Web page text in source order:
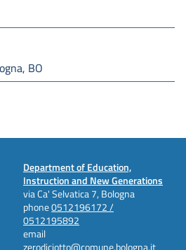
BO
Department of Education,
Instruction and New Generations
via Ca' Selvatica 7, Bologna
phone0512196172 /
0512195892
email
zerodiciotto@comune.bologna.it